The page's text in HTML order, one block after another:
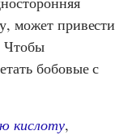
может привести
Чтобы
бобовые с
кислоту,